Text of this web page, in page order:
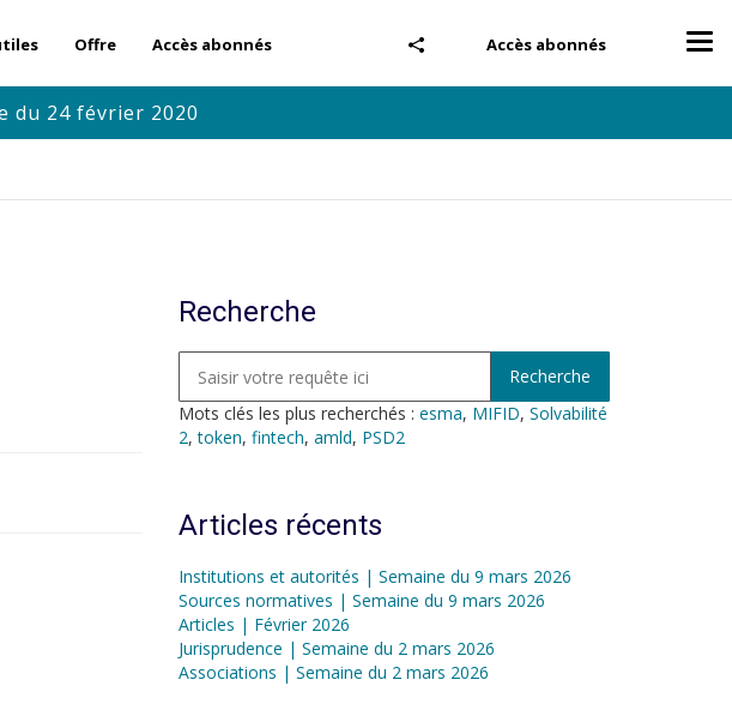
Accès abonnés
Offre Accès abonnés
24 février 2020
Recherche
Mots clés les plus recherchés : esma, MIFID, Solvabilité
2,token, fintech, amld, PSD2
Articles récents
Institutions et autorités | Semaine du 9 mars 2026
Sources normatives | Semaine du 9 mars 2026
Articles | Février 2026
Jurisprudence | Semaine du 2 mars 2026
Associations | Semaine du 2 mars 2026